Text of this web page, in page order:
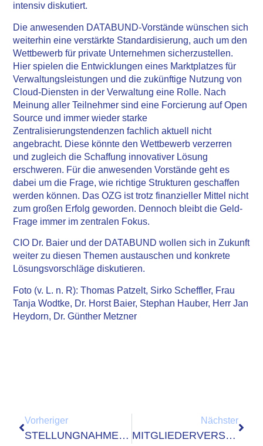
intensiv diskutiert.
Die anwesenden DATABUND-Vorstände wünschen sich
weiterhin eine verstärkte Standardisierung, auch um den
Wettbewerb für private Unternehmen sicherzustellen.
Hier spielen die Entwicklungen eines Marktplatzes für
Verwaltungsleistungen und die zukünftige Nutzung von
Cloud-Diensten in der Verwaltung eine Rolle. Nach
Meinung aller Teilnehmer sind eine Forcierung auf Open
Source und immer wieder starke
Zentralisierungstendenzen fachlich aktuell nicht
angebracht. Diese könnte den Wettbewerb verzerren
und zugleich die Schaffung innovativer Lösung
erschweren. Für die anwesenden Vorstände geht es
dabei um die Frage, wie richtige Strukturen geschaffen
werden können. Das OZG ist trotz finanzieller Mittel nicht
zum großen Erfolg geworden. Dennoch bleibt die Geld-
Frage immer im zentralen Fokus.
CIO Dr. Baier und der DATABUND wollen sich in Zukunft
weiter zu diesen Themen austauschen und konkrete
Lösungsvorschläge diskutieren.
Foto (v. L. n. R): Thomas Patzelt, Sirko Scheffler, Frau
Tanja Wodtke, Dr. Horst Baier, Stephan Hauber, Herr Jan
Heydorn, Dr. Günther Metzner
Vorheriger
STELLUNGNAHME ZUM REFERENTENENTWURF DES GESETZES ZUR „WEITERENTWICKLUNG DER DIGITALISIERUNG IN DER MIGRATIONSVERWALTUNG“ (MDWG)
Nächster
MITGLIEDERVERSAMMLUNG: DATABUND-VORSTAND WIEDERGEWÄHLT